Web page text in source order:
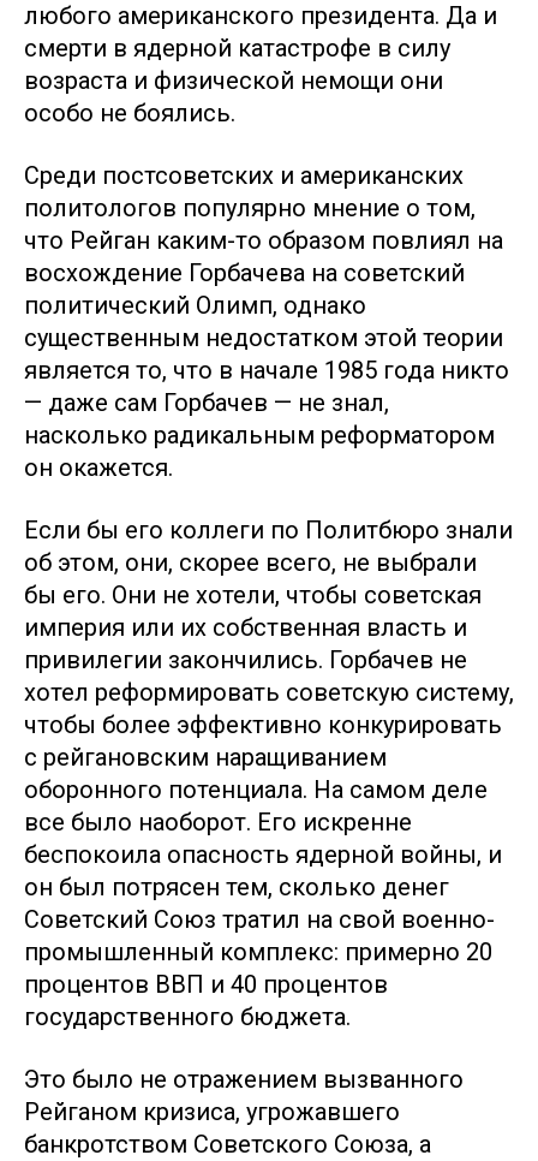
любого американского президента. Да и
смерти в ядерной катастрофе в силу
возраста и физической немощи они
особо не боялись.
Среди постсоветских и американских
политологов популярно мнение о том,
что Рейган каким-то образом повлиял на
восхождение Горбачева на советский
политический Олимп, однако
существенным недостатком этой теории
является то, что в начале 1985 года никто
— даже сам Горбачев — не знал,
насколько радикальным реформатором
он окажется.
Если бы его коллеги по Политбюро знали
об этом, они, скорее всего, не выбрали
бы его. Они не хотели, чтобы советская
империя или их собственная власть и
привилегии закончились. Горбачев не
хотел реформировать советскую систему,
чтобы более эффективно конкурировать
с рейгановским наращиванием
оборонного потенциала. На самом деле
все было наоборот. Его искренне
беспокоила опасность ядерной войны, и
он был потрясен тем, сколько денег
Советский Союз тратил на свой военно-
промышленный комплекс: примерно 20
процентов ВВП и 40 процентов
государственного бюджета.
Это было не отражением вызванного
Рейганом кризиса, угрожавшего
банкротством Советского Союза, а